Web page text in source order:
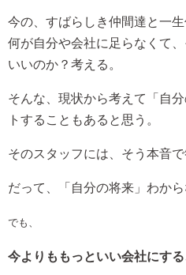
今の、すばらしき仲間達と一
何が自分や会社に足らなくて
いいのか？考える。
そんな、現状から考えて「自
トすることもあると思う。
そのスタッフには、そう本音で
だって、「自分の将来」わから
でも、
今よりももっといい会社にする